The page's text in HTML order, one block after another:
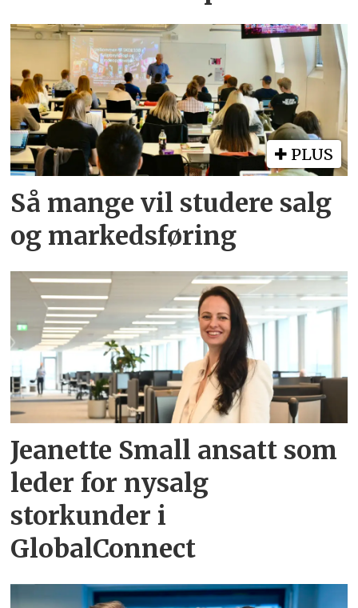
PLUS
Så mange vil studere salg
og markedsføring
Jeanette Small ansatt som
leder for nysalg
storkunder i
GlobalConnect